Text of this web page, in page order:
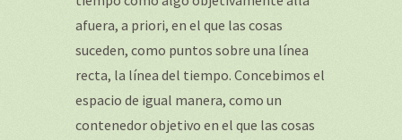
afuera, a priori, en el que las cosas
suceden, como puntos sobre una línea
recta, la línea del tiempo. Concebimos el
espacio de igual manera, como un
contenedor objetivo en el que las cosas